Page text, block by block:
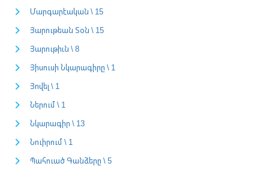
Մարգարէական \ 15
Յարութեան Տօն \ 15
Յարութիւն \ 8
Յիսուսի Նկարագիրը \ 1
Յովել \ 1
Ներում \ 1
Նկարագիր \ 13
Նուիրում \ 1
Պահուած Գանձերը \ 5